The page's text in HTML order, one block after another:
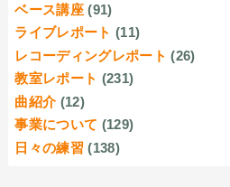
ベース講座 (91)
ライブレポート (11)
レコーディングレポート (26)
教室レポート (231)
曲紹介 (12)
事業について (129)
日々の練習 (138)